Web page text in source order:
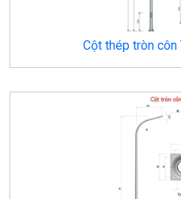
Cột thép tròn côn